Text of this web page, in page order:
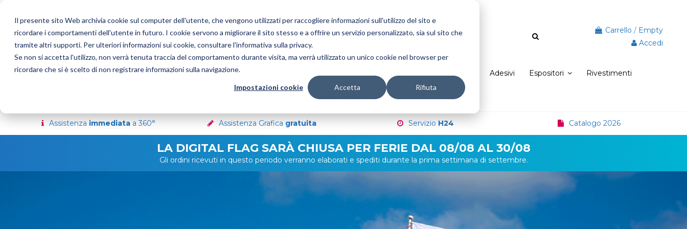
Il presente sito Web archivia cookie sul computer dell'utente, che vengono utilizzati per raccogliere informazioni sull'utilizzo del sito e
ricordare i comportamenti dell'utente in futuro. I cookie servono a migliorare il sito stesso e a offrire un servizio personalizzato, sia sul sito che
tramite altri supporti. Per ulteriori informazioni sui cookie, consultare l'informativa sulla privacy.
Se non si accetta l'utilizzo, non verrà tenuta traccia del comportamento durante visita, ma verrà utilizzato un unico cookie nel browser per
ricordare che si è scelto di non registrare informazioni sulla navigazione.
Impostazioni cookie Accetta Rifiuta
Carrello / Empty
Accedi
Bandiere Pubblicitarie Bandiere del Mondo Stadio e Tifoseria Adesivi Espositori Rivestimenti
Sei un rivenditore?
Assistenza immediataa 360° Assistenza Grafica gratuita Servizio H24 Catalogo 2026
LA DIGITAL FLAG SARÀ CHIUSA PER FERIE DAL 08/08 AL 30/08
Gli ordini ricevuti in questo periodo verranno elaborati e spediti durante la prima settimana di settembre.